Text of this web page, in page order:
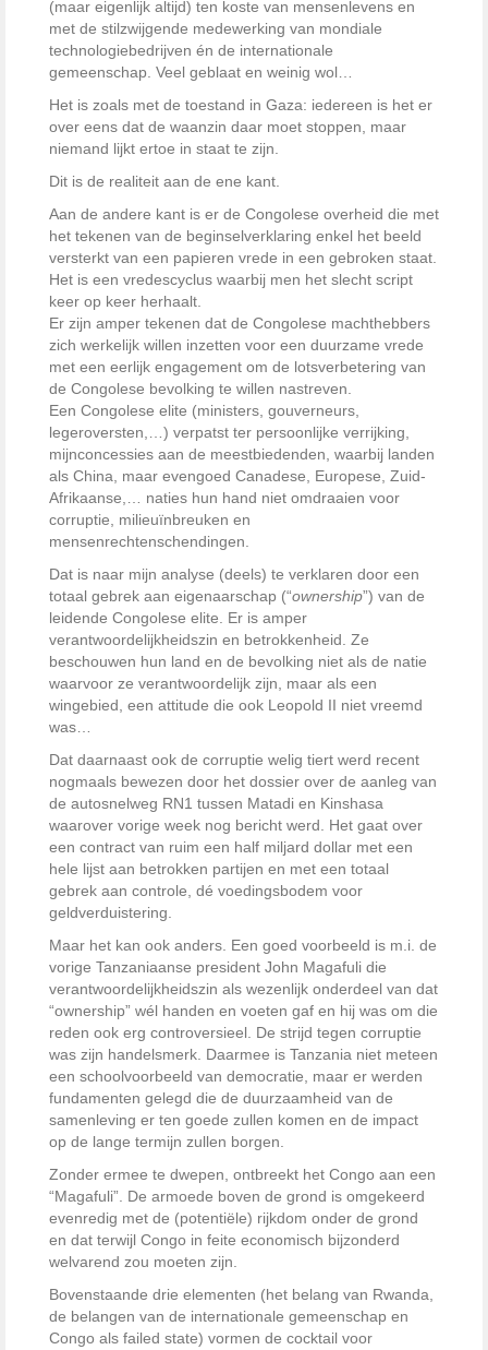
(maar eigenlijk altijd) ten koste van mensenlevens en
met de stilzwijgende medewerking van mondiale
technologiebedrijven én de internationale
gemeenschap. Veel geblaat en weinig wol…
Het is zoals met de toestand in Gaza: iedereen is het er
over eens dat de waanzin daar moet stoppen, maar
niemand lijkt ertoe in staat te zijn.
Dit is de realiteit aan de ene kant.
Aan de andere kant is er de Congolese overheid die met
het tekenen van de beginselverklaring enkel het beeld
versterkt van een papieren vrede in een gebroken staat.
Het is een vredescyclus waarbij men het slecht script
keer op keer herhaalt.
Er zijn amper tekenen dat de Congolese machthebbers
zich werkelijk willen inzetten voor een duurzame vrede
met een eerlijk engagement om de lotsverbetering van
de Congolese bevolking te willen nastreven.
Een Congolese elite (ministers, gouverneurs,
legeroversten,…) verpatst ter persoonlijke verrijking,
mijnconcessies aan de meestbiedenden, waarbij landen
als China, maar evengoed Canadese, Europese, Zuid-
Afrikaanse,… naties hun hand niet omdraaien voor
corruptie, milieuïnbreuken en
mensenrechtenschendingen.
Dat is naar mijn analyse (deels) te verklaren door een
totaal gebrek aan eigenaarschap (“ownership”) van de
leidende Congolese elite. Er is amper
verantwoordelijkheidszin en betrokkenheid. Ze
beschouwen hun land en de bevolking niet als de natie
waarvoor ze verantwoordelijk zijn, maar als een
wingebied, een attitude die ook Leopold II niet vreemd
was…
Dat daarnaast ook de corruptie welig tiert werd recent
nogmaals bewezen door het dossier over de aanleg van
de autosnelweg RN1 tussen Matadi en Kinshasa
waarover vorige week nog bericht werd. Het gaat over
een contract van ruim een half miljard dollar met een
hele lijst aan betrokken partijen en met een totaal
gebrek aan controle, dé voedingsbodem voor
geldverduistering.
Maar het kan ook anders. Een goed voorbeeld is m.i. de
vorige Tanzaniaanse president John Magafuli die
verantwoordelijkheidszin als wezenlijk onderdeel van dat
“ownership” wél handen en voeten gaf en hij was om die
reden ook erg controversieel. De strijd tegen corruptie
was zijn handelsmerk. Daarmee is Tanzania niet meteen
een schoolvoorbeeld van democratie, maar er werden
fundamenten gelegd die de duurzaamheid van de
samenleving er ten goede zullen komen en de impact
op de lange termijn zullen borgen.
Zonder ermee te dwepen, ontbreekt het Congo aan een
“Magafuli”. De armoede boven de grond is omgekeerd
evenredig met de (potentiële) rijkdom onder de grond
en dat terwijl Congo in feite economisch bijzonderd
welvarend zou moeten zijn.
Bovenstaande drie elementen (het belang van Rwanda,
de belangen van de internationale gemeenschap en
Congo als failed state) vormen de cocktail voor